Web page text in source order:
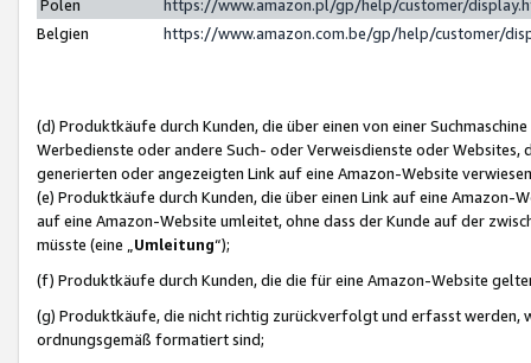
Polen
https://www.amazon.pl/gp/help/customer/
Belgien
https://www.amazon.com.be/gp/help/customer/
(d) Produktkäufe durch Kunden, die über einen von einer
Werbedienste oder andere Such- oder Verweisdienste oder Websites,
generierten oder angezeigten Link auf eine Amazon-Website
(e) Produktkäufe durch Kunden, die über einen Link auf eine
auf eine Amazon-Website umleitet, ohne dass der Kunde auf der
müsste (eine „ Umleitung“);
(f) Produktkäufe durch Kunden, die die für eine Amazon-Website
(g) Produktkäufe, die nicht richtig zurückverfolgt und erfasst werden,
ordnungsgemäß formatiert sind;